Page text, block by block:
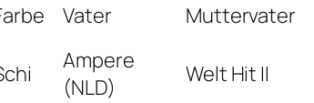
Vater Muttervater
Ampere
(NLD)
Welt Hit II